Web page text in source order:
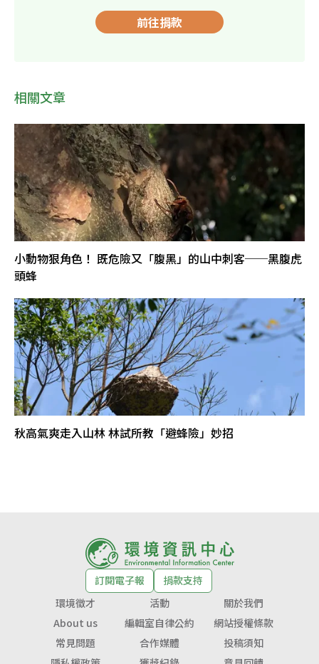
前往捐款
相關文章
小動物狠角色！ 既危險又「腹黑」的山中刺客──黑腹虎
頭蜂
秋高氣爽走入山林 林試所教「避蜂險」妙招
訂閱電子報
捐款支持
環境徵才
活動
關於我們
About us
編輯室自律公約
網站授權條款
常見問題
合作媒體
投稿須知